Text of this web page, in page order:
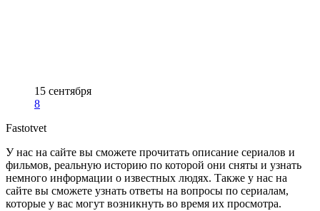
15 сентября
8
Fastotvet
У нас на сайте вы сможете прочитать описание сериалов и
фильмов, реальную историю по которой они сняты и узнать
немного информации о известных людях. Также у нас на
сайте вы сможете узнать ответы на вопросы по сериалам,
которые у вас могут возникнуть во время их просмотра.